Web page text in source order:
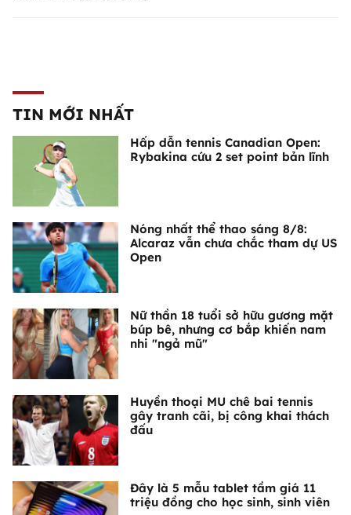
TIN MỚI NHẤT
Hấp dẫn tennis Canadian Open:
Rybakina cứu 2 set point bản lĩnh
Nóng nhất thể thao sáng 8/8:
Alcaraz vẫn chưa chắc tham dự US
Open
Nữ thần 18 tuổi sở hữu gương mặt
búp bê, nhưng cơ bắp khiến nam
nhi "ngả mũ"
Huyền thoại MU chê bai tennis
gây tranh cãi, bị công khai thách
đấu
Đây là 5 mẫu tablet tầm giá 11
triệu đồng cho học sinh, sinh viên